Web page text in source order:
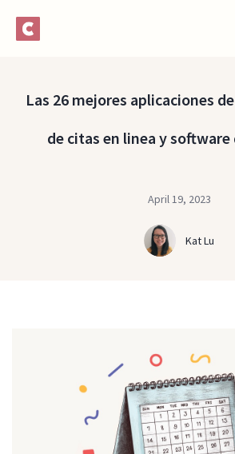
Las 26 mejores aplicaciones
de citas en linea y software
April 19, 2023
Kat Lu